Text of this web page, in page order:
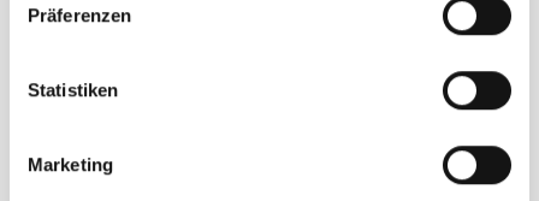
Präferenzen
Statistiken
Marketing
Aktiver Schweißtransport